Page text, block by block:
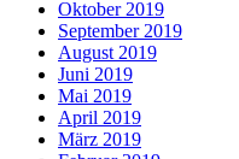
Oktober 2019
September 2019
August 2019
Juni 2019
Mai 2019
April 2019
März 2019